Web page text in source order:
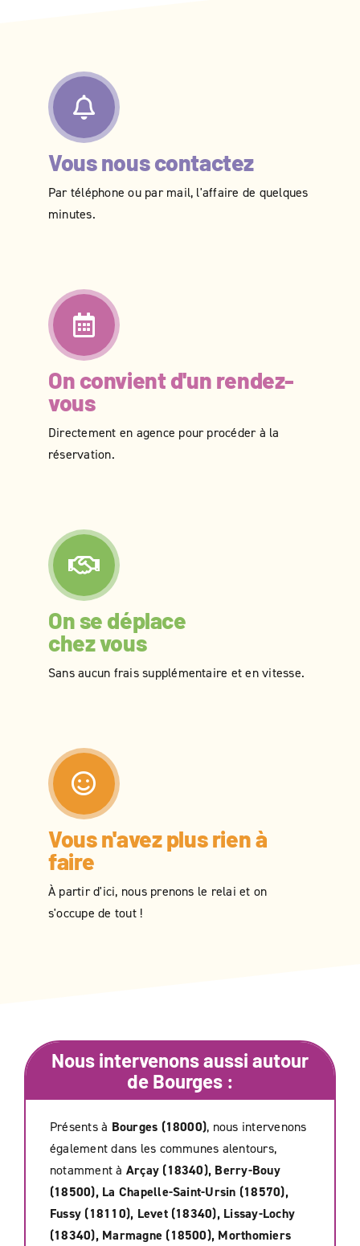
Vous nous contactez
Par téléphone ou par mail, l'affaire de quelques
minutes.
On convient d'un rendez-
vous
Directement en agence pour procéder à la
réservation.
On se déplace
chez vous
Sans aucun frais supplémentaire et en vitesse.
Vous n'avez plus rien à
faire
À partir d'ici, nous prenons le relai et on
s'occupe de tout !
Nous intervenons aussi autour
de Bourges:
Présents à Bourges (18000), nous intervenons
également dans les communes alentours,
notamment à Arçay (18340), Berry-Bouy
(18500), La Chapelle-Saint-Ursin (18570),
Fussy (18110), Levet (18340), Lissay-Lochy
(18340), Marmagne (18500), Morthomiers